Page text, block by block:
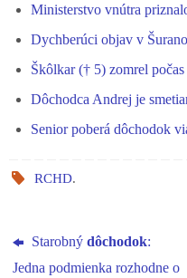
Ministerstvo vnútra
Dychberúci objav v
Škôlkar († 5) zomrel
Dôchodca Andrej je
Senior poberá dôchodok
RCHD.
Starobnýdôchodok:
Jedna podmienka rozhodne o